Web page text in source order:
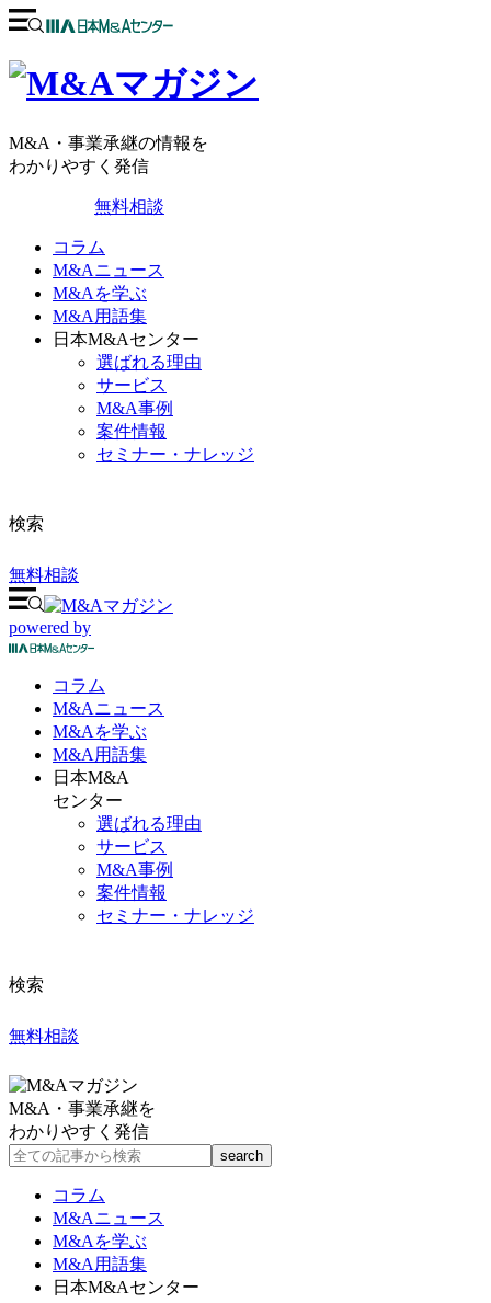
M&A・事業承継の情報を
わかりやすく発信
無料相談
コラム
M&Aニュース
M&Aを学ぶ
M&A用語集
日本M&Aセンター
選ばれる理由
サービス
M&A事例
案件情報
セミナー・ナレッジ
検索
無料相談
powered by
コラム
M&Aニュース
M&Aを学ぶ
M&A 用語集
日本M&A
センター
選ばれる理由
サービス
M&A事例
案件情報
セミナー・ナレッジ
検索
無料相談
M&A・事業承継を
わかりやすく発信
コラム
M&Aニュース
M&Aを学ぶ
M&A用語集
日本M&Aセンター